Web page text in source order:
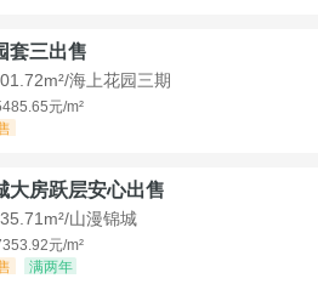
套三出售
海上花园三期
元/m²
大房跃层安心出售
山漫锦城
元/m²
满两年